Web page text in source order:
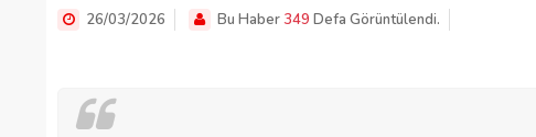
26/03/2026 Bu Haber349 Defa Görüntülendi.